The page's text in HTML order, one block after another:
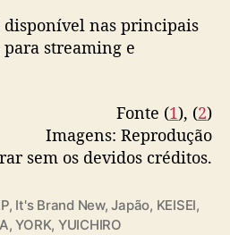
ç
a
v
a
s
i
nas principais
streaming e
Fonte (1), (2)
Imagens: Reprodução
sem os devidos créditos.
, It's Brand New,Japão, KEISEI,
,YORK, YUICHIRO